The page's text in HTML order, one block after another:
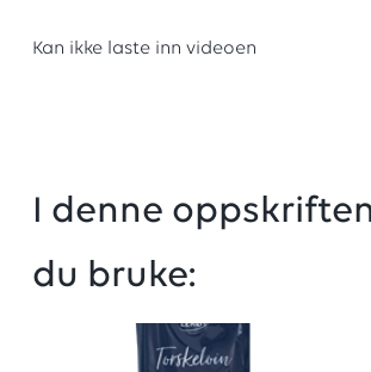
Kan ikke laste inn videoen
I denne
du bruke: